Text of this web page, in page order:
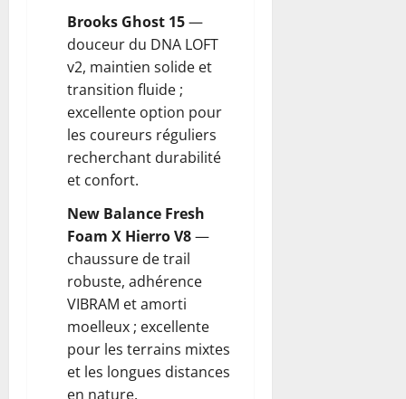
Brooks Ghost 15—
douceur du DNA LOFT
v2, maintien solide et
transition fluide ;
excellente option pour
les coureurs réguliers
recherchant durabilité
et confort.
New Balance Fresh
Foam X Hierro V8—
chaussure de trail
robuste, adhérence
VIBRAM et amorti
moelleux ; excellente
pour les terrains mixtes
et les longues distances
en nature.